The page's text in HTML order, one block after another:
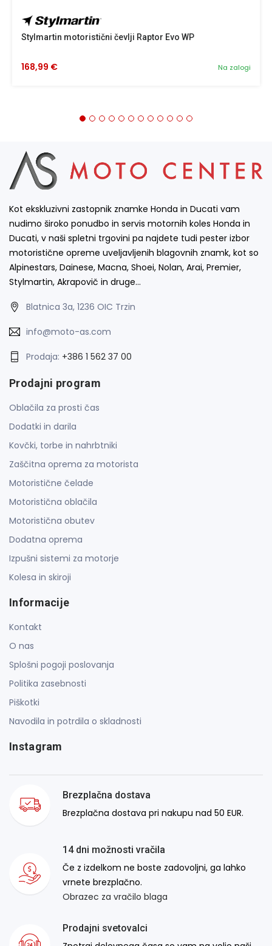
Stylmartin motoristični čevlji Raptor Evo WP
Na zalogi
168,99 €
Kot ekskluzivni zastopnik znamke Honda in Ducati vam
nudimo široko ponudbo in servis motornih koles Honda in
Ducati, v naši spletni trgovini pa najdete tudi pester izbor
motoristične opreme uveljavljenih blagovnih znamk, kot so
Alpinestars, Dainese, Macna, Shoei, Nolan, Arai, Premier,
Stylmartin, Akrapovič in druge…
Blatnica 3a, 1236 OIC Trzin
info@moto-as.com
Prodaja: +386 1 562 37 00
Prodajni program
Oblačila za prosti čas
Dodatki in darila
Kovčki, torbe in nahrbtniki
Zaščitna oprema za motorista
Motoristične čelade
Motoristična oblačila
Motoristična obutev
Dodatna oprema
Izpušni sistemi za motorje
Kolesa in skiroji
Informacije
Kontakt
O nas
Splošni pogoji poslovanja
Politika zasebnosti
Piškotki
Navodila in potrdila o skladnosti
Instagram
Brezplačna dostava
Brezplačna dostava pri nakupu nad 50 EUR.
14 dni možnosti vračila
Če z izdelkom ne boste zadovoljni, ga lahko
vrnete brezplačno.
Obrazec za vračilo blaga
Prodajni svetovalci